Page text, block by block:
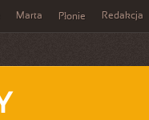
Marta Płonie Redakcja